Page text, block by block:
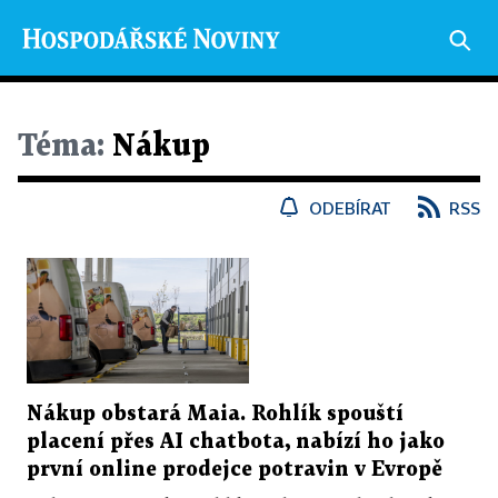
Téma: Nákup
ODEBÍRAT RSS
Nákup obstará Maia. Rohlík spouští
placení přes AI chatbota, nabízí ho jako
první online prodejce potravin v Evropě